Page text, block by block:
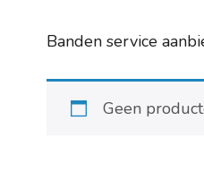
Banden service
Geen